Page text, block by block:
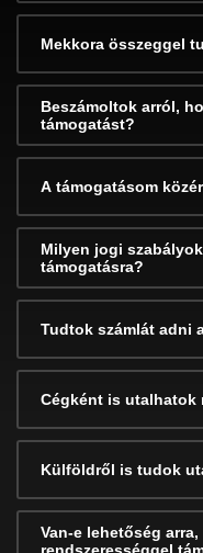
Mekkora összeggel
Beszámoltok arról,
támogatást?
A támogatásom
Milyen jogi
támogatásra?
Tudtok számlát adni
Cégként is utalhatok
Külföldről is tudok
Van-e lehetőség